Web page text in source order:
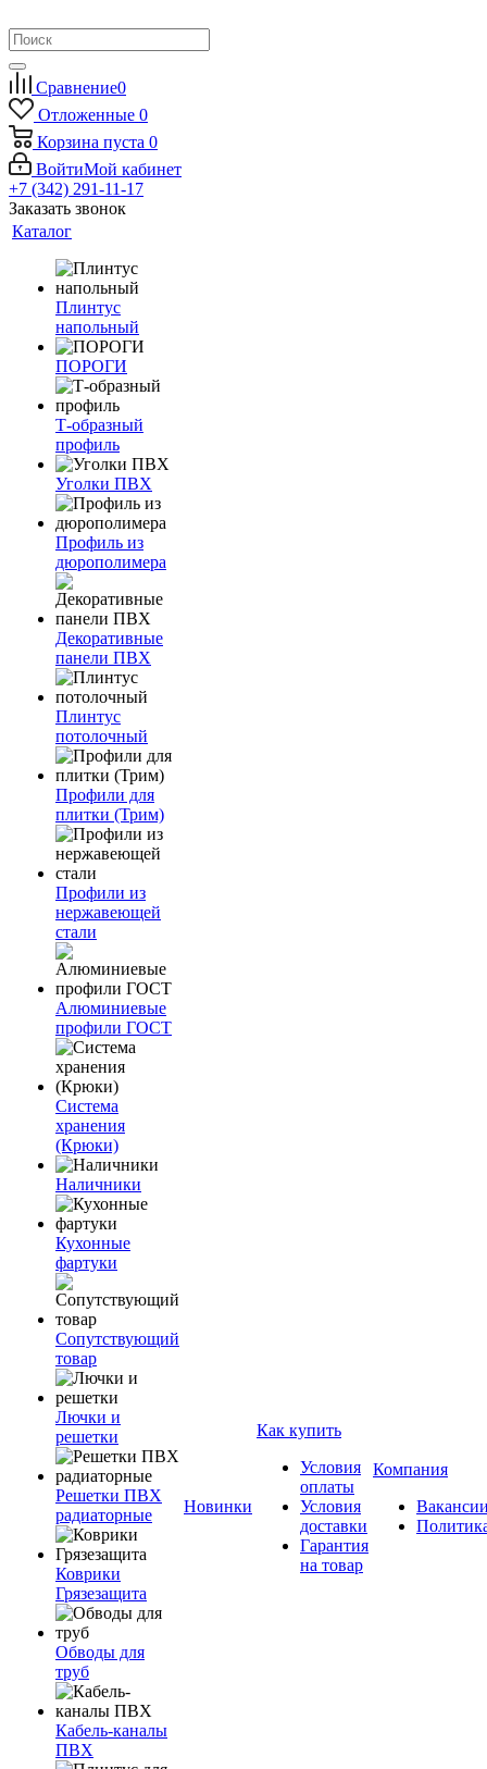
Сравнение0
Отложенные 0
Корзина пуста 0
ВойтиМой кабинет
+7 (342) 291-11-17
Заказать звонок
Каталог
Плинтус
напольный
ПОРОГИ
Т-образный
профиль
Уголки ПВХ
Профиль из
дюрополимера
Декоративные
панели ПВХ
Плинтус
потолочный
Профили для
плитки (Трим)
Профили из
нержавеющей
стали
Алюминиевые
профили ГОСТ
Система
хранения
(Крюки)
Наличники
Кухонные
фартуки
Сопутствующий
товар
Лючки и
решетки
Решетки ПВХ
радиаторные
Коврики
Грязезащита
Обводы для
труб
Кабель-каналы
ПВХ
Новинки
Как купить
Условия
оплаты
Условия
доставки
Гарантия
на товар
Компания